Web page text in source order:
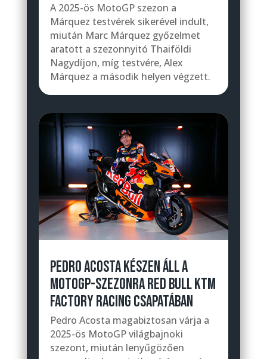
A 2025-ös MotoGP szezon a
Márquez testvérek sikerével indult,
miután Marc Márquez győzelmet
aratott a szezonnyitó Thaiföldi
Nagydíjon, míg testvére, Alex
Márquez a második helyen végzett.
PEDRO ACOSTA KÉSZEN ÁLL A
MOTOGP-SZEZONRA RED BULL KTM
FACTORY RACING CSAPATÁBAN
Pedro Acosta magabiztosan várja a
2025-ös MotoGP világbajnoki
szezont, miután lenyűgözően